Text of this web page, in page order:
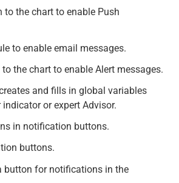
the chart to enable Push
to enable email messages.
the chart to enable Alert messages.
and fills in global variables
or expert Advisor.
in notification buttons.
buttons.
button for notifications in the